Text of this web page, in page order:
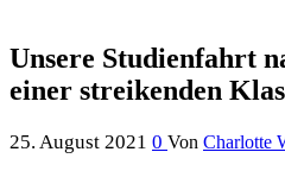
Unsere Studienfahrt
einer streikenden
25. August 2021 0 Von Charlotte